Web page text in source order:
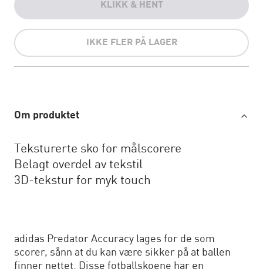
KLIKK & HENT
IKKE FLER PÅ LAGER
Om produktet
Teksturerte sko for målscorere
Belagt overdel av tekstil
3D-tekstur for myk touch
adidas Predator Accuracy lages for de som
scorer, sånn at du kan være sikker på at ballen
finner nettet. Disse fotballskoene har en